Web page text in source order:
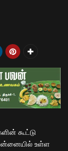
கூட்டு
உள்ள